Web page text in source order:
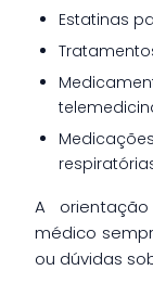
Estatinas
A
médico
ou dúvidas